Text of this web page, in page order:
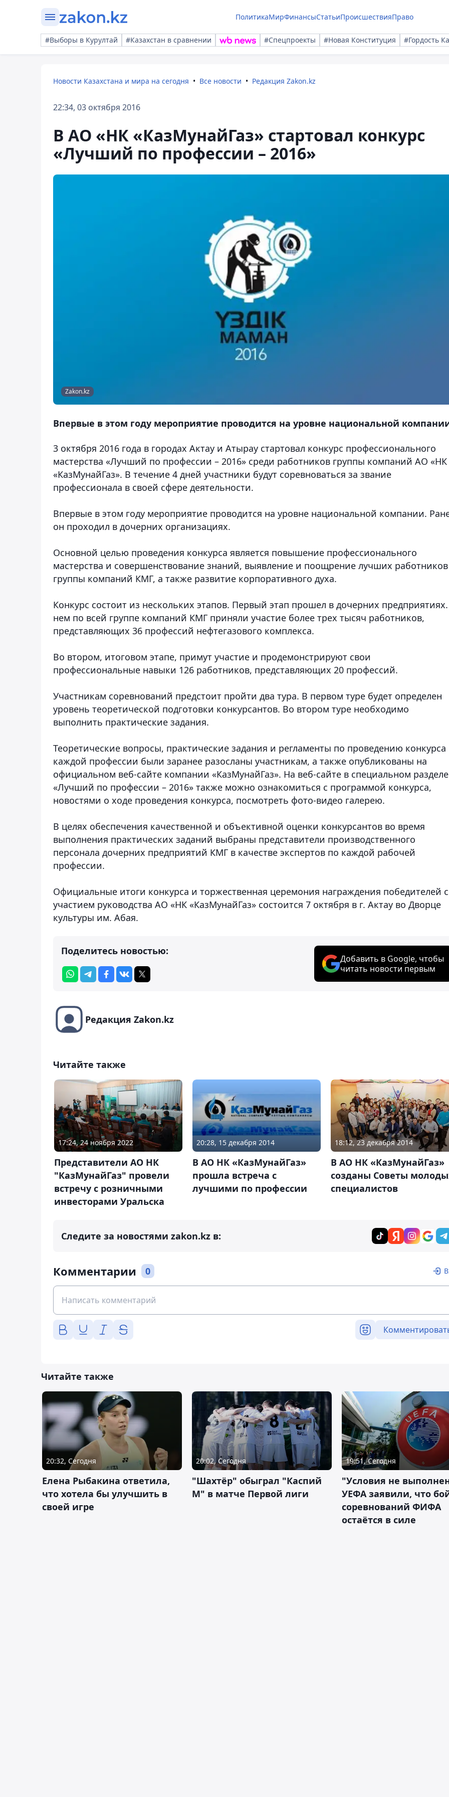
ПолитикаМирФинансыСтатьиПроисшествияПраво
#Выборы в Курултай #Казахстан в сравнении #Спецпроекты #Новая Конституция #Гордость
Новости Казахстана и мира на сегодня Все новости Редакция Zakon.kz
22:34, 03 октября 2016
В АО «НК «КазМунайГаз» стартовал конкурс
«Лучший по профессии – 2016»
Zakon.kz
Впервые в этом году мероприятие проводится на уровне национальной
3 октября 2016 года в городах Актау и Атырау стартовал конкурс профессионального
мастерства «Лучший по профессии – 2016» среди работников группы компаний АО «НК
«КазМунайГаз». В течение 4 дней участники будут соревноваться за звание
профессионала в своей сфере деятельности.
Впервые в этом году мероприятие проводится на уровне национальной компании.
он проходил в дочерних организациях.
Основной целью проведения конкурса является повышение профессионального
мастерства и совершенствование знаний, выявление и поощрение лучших работников
группы компаний КМГ, а также развитие корпоративного духа.
Конкурс состоит из нескольких этапов. Первый этап прошел в дочерних
нем по всей группе компаний КМГ приняли участие более трех тысяч работников,
представляющих 36 профессий нефтегазового комплекса.
Во втором, итоговом этапе, примут участие и продемонстрируют свои
профессиональные навыки 126 работников, представляющих 20 профессий.
Участникам соревнований предстоит пройти два тура. В первом туре будет определен
уровень теоретической подготовки конкурсантов. Во втором туре необходимо
выполнить практические задания.
Теоретические вопросы, практические задания и регламенты по проведению конкурса
каждой профессии были заранее разосланы участникам, а также опубликованы на
официальном веб-сайте компании «КазМунайГаз». На веб-сайте в специальном разделе
«Лучший по профессии – 2016» также можно ознакомиться с программой конкурса,
новостями о ходе проведения конкурса, посмотреть фото-видео галерею.
В целях обеспечения качественной и объективной оценки конкурсантов во время
выполнения практических заданий выбраны представители производственного
персонала дочерних предприятий КМГ в качестве экспертов по каждой рабочей
профессии.
Официальные итоги конкурса и торжественная церемония награждения победителей с
участием руководства АО «НК «КазМунайГаз» состоится 7 октября в г. Актау во Дворце
культуры им. Абая.
Поделитесь новостью:
Добавить в Google, чтобы
читать новости первым
Редакция Zakon.kz
Читайте также
17:24, 24 ноября 2022
Представители АО НК
"КазМунайГаз" провели
встречу с розничными
инвесторами Уральска
20:28, 15 декабря 2014
В АО НК «КазМунайГаз»
прошла встреча с
лучшими по профессии
18:12, 23 декабря 2014
В АО НК «КазМунайГаз»
созданы Советы
специалистов
Следите за новостями zakon.kz в:
Комментарии 0
Читайте также
20:32, Сегодня
Елена Рыбакина ответила,
что хотела бы улучшить в
своей игре
20:02, Сегодня
"Шахтёр" обыграл "Каспий
М" в матче Первой лиги
19:51, Сегодня
"Условия не
УЕФА заявили, что
соревнований ФИФА
остаётся в силе